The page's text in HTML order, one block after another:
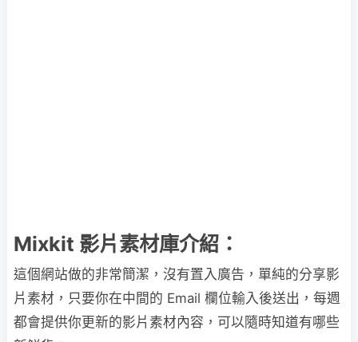
Mixkit 影片素材庫介紹：
這個網站做的非常簡潔，沒有置入廣告，單純的分享影
片素材，只要你在中間的 Email 欄位輸入後送出，每週
都會提供你更新的影片素材內容，可以隨時知道有哪些